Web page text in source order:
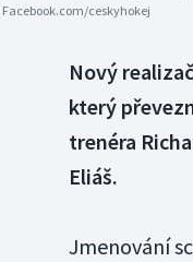
Facebook.com/ceskyhokej
Nový
který
trenéra
Eliáš.
Jmenování